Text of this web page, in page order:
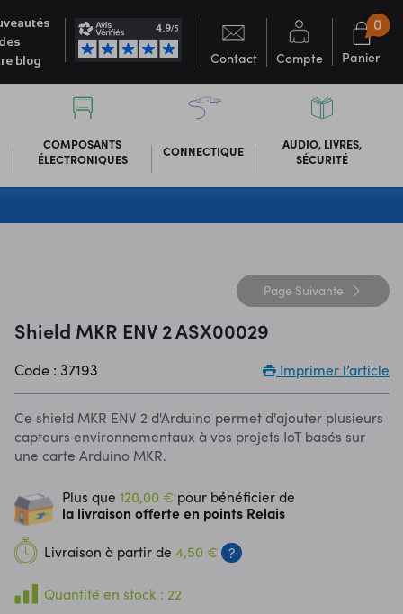
blog
Contact Compte Panier
0
COMPOSANTS
ÉLECTRONIQUES
CONNECTIQUE
AUDIO, LIVRES,
SÉCURITÉ
Page Suivante
Shield MKR ENV 2 ASX00029
Code : 37193 Imprimer l’article
Ce shield MKR ENV 2 d'Arduino permet d'ajouter plusieurs
capteurs environnementaux à vos projets IoT basés sur
une carte Arduino MKR.
Plus que120,00 € pour bénéficier de
la livraison offerte en points Relais
Livraison à partir de4,50 € ?
Quantité en stock : 22